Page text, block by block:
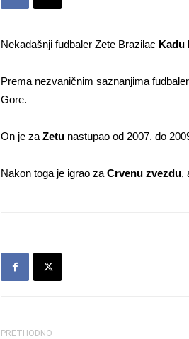
Nekadašnji fudbaler Zete Brazilac Kadu
Prema nezvaničnim saznanjima
Gore.
On je za Zetu nastupao od 2007. do
Nakon toga je igrao za Crvenu zvezdu,
PRETHODNO